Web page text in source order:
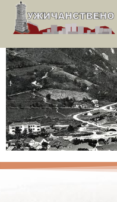
1960